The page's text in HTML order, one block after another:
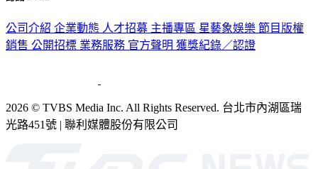
公司介紹 企業動態 人才招募 主播專區 星藝象娛樂 節目版權
銷售 公開招標 業務服務 官方聲明 獲獎紀錄／認證
2026 © TVBS Media Inc. All Rights Reserved. 台北市內湖區瑞
光路451號 | 聯利媒體股份有限公司